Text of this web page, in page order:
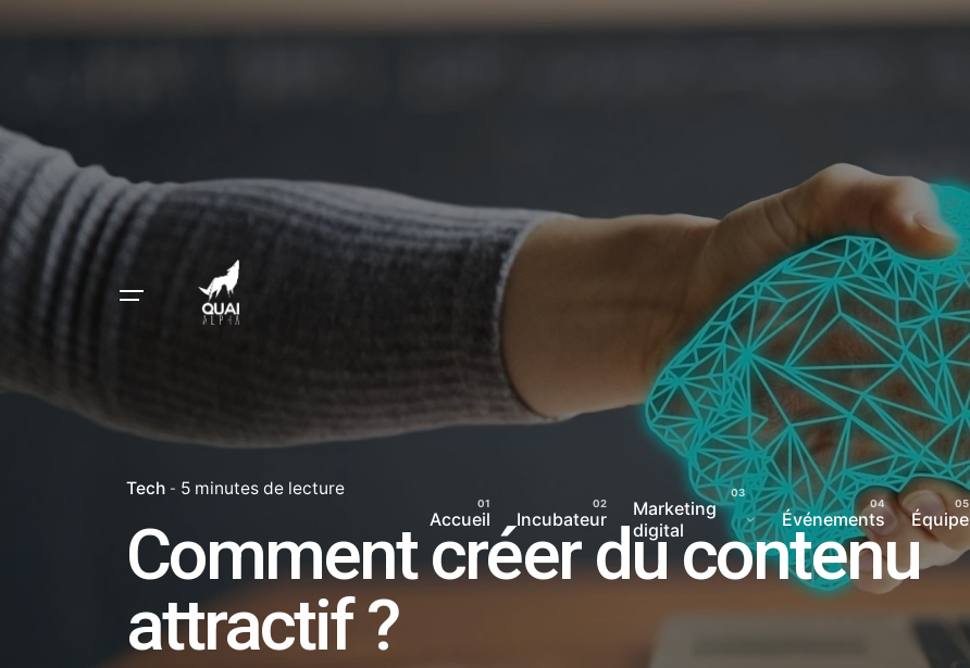
Accueil Incubateur
Marketing
digital
Événements Équipe
Tech 5 minutes de lecture
Comment créer du contenu
attractif ? ​